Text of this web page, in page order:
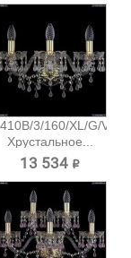
3/160/XL/G/
Хрустальное...
13 534 ₽